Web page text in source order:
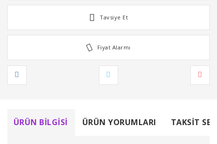
Tavsiye Et
Fiyat Alarmı
ÜRÜN BILGISI ÜRÜN YORUMLARI TAKSIT